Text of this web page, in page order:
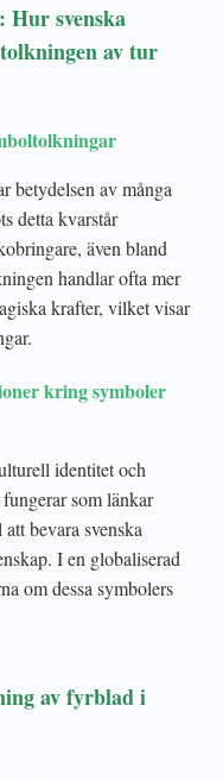
svenska
av tur
betydelsen av många
detta kvarstår
även bland
handlar ofta mer
krafter, vilket visar
kring symboler
identitet och
som länkar
bevara svenska
I en globaliserad
om dessa symbolers
av fyrblad i